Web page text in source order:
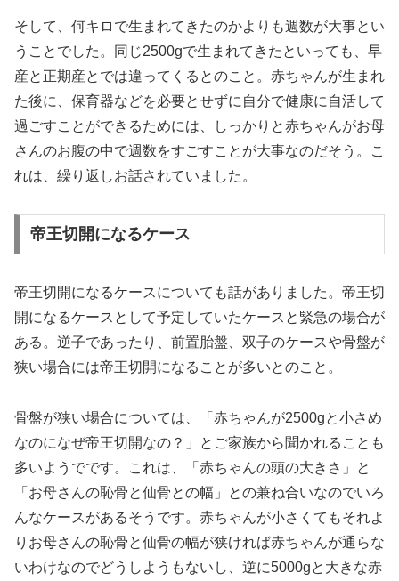
そして、何キロで生まれてきたのかよりも週数が大事とい
うことでした。同じ2500gで生まれてきたといっても、早
産と正期産とでは違ってくるとのこと。赤ちゃんが生まれ
た後に、保育器などを必要とせずに自分で健康に自活して
過ごすことができるためには、しっかりと赤ちゃんがお母
さんのお腹の中で週数をすごすことが大事なのだそう。こ
れは、繰り返しお話されていました。
帝王切開になるケース
帝王切開になるケースについても話がありました。帝王切
開になるケースとして予定していたケースと緊急の場合が
ある。逆子であったり、前置胎盤、双子のケースや骨盤が
狭い場合には帝王切開になることが多いとのこと。
骨盤が狭い場合については、「赤ちゃんが2500gと小さめ
なのになぜ帝王切開なの？」とご家族から聞かれることも
多いようでです。これは、「赤ちゃんの頭の大きさ」と
「お母さんの恥骨と仙骨との幅」との兼ね合いなのでいろ
んなケースがあるそうです。赤ちゃんが小さくてもそれよ
りお母さんの恥骨と仙骨の幅が狭ければ赤ちゃんが通らな
いわけなのでどうしようもないし、逆に5000gと大きな赤